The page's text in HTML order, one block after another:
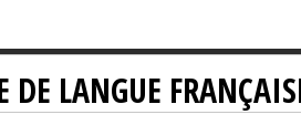
DE LANGUE